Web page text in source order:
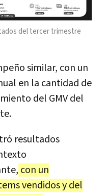
del tercer trimestre
similar, con un
en la cantidad de
del GMV del
resultados
con un
vendidos y del